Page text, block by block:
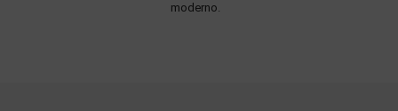
moderno.